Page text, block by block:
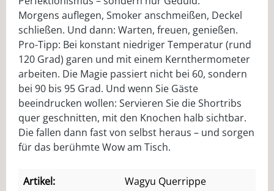
Morgens auflegen, Smoker anschmeißen, Deckel
schließen. Und dann: Warten, freuen, genießen.
Pro-Tipp: Bei konstant niedriger Temperatur (rund
120 Grad) garen und mit einem Kernthermometer
arbeiten. Die Magie passiert nicht bei 60, sondern
bei 90 bis 95 Grad. Und wenn Sie Gäste
beeindrucken wollen: Servieren Sie die Shortribs
quer geschnitten, mit den Knochen halb sichtbar.
Die fallen dann fast von selbst heraus – und sorgen
für das berühmte Wow am Tisch.
Artikel:
Wagyu Querrippe